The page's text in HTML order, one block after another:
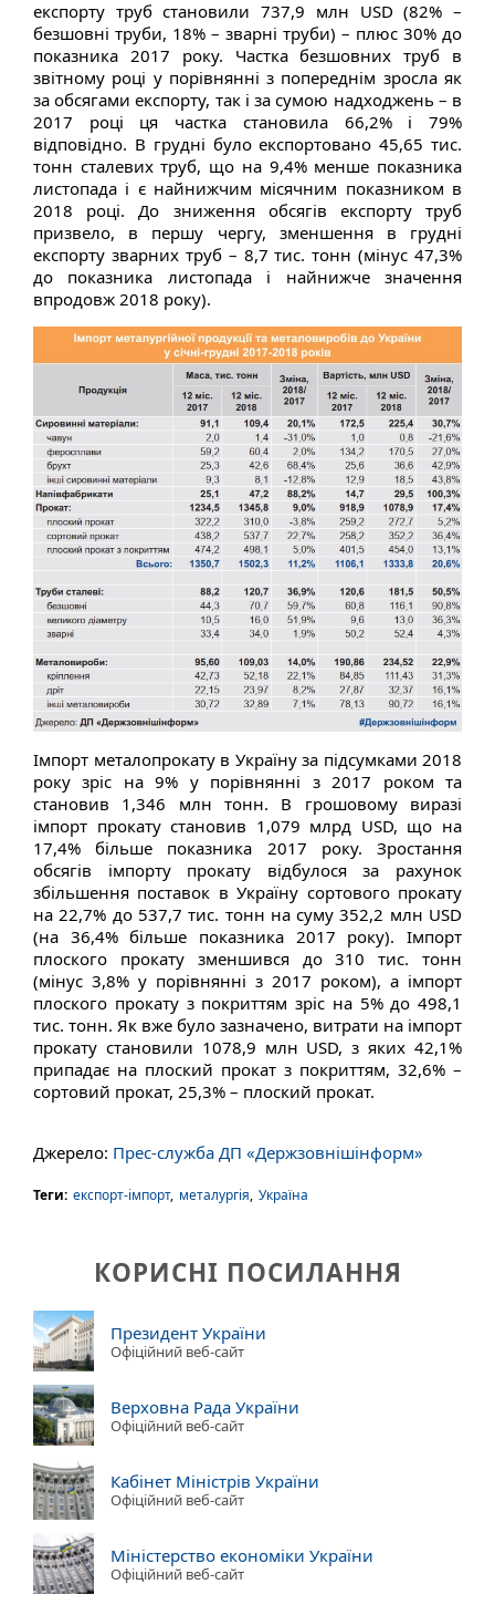
експорту труб становили 737,9 млн USD (82% –
безшовні труби, 18% – зварні труби) – плюс 30% до
показника 2017 року. Частка безшовних труб в
звітному році у порівнянні з попереднім зросла як
за обсягами експорту, так і за сумою надходжень – в
2017 році ця частка становила 66,2% і 79%
відповідно. В грудні було експортовано 45,65 тис.
тонн сталевих труб, що на 9,4% менше показника
листопада і є найнижчим місячним показником в
2018 році. До зниження обсягів експорту труб
призвело, в першу чергу, зменшення в грудні
експорту зварних труб – 8,7 тис. тонн (мінус 47,3%
до показника листопада і найнижче значення
впродовж 2018 року).
Імпорт металопрокату в Україну за підсумками 2018
року зріс на 9% у порівнянні з 2017 роком та
становив 1,346 млн тонн. В грошовому виразі
імпорт прокату становив 1,079 млрд USD, що на
17,4% більше показника 2017 року. Зростання
обсягів імпорту прокату відбулося за рахунок
збільшення поставок в Україну сортового прокату
на 22,7% до 537,7 тис. тонн на суму 352,2 млн USD
(на 36,4% більше показника 2017 року). Імпорт
плоского прокату зменшився до 310 тис. тонн
(мінус 3,8% у порівнянні з 2017 роком), а імпорт
плоского прокату з покриттям зріс на 5% до 498,1
тис. тонн. Як вже було зазначено, витрати на імпорт
прокату становили 1078,9 млн USD, з яких 42,1%
припадає на плоский прокат з покриттям, 32,6% –
сортовий прокат, 25,3% – плоский прокат.
Джерело: Прес-служба ДП «Держзовнішінформ»
Теги: експорт-імпорт, металургія, Україна
КОРИСНІ ПОСИЛАННЯ
Президент України
Офіційний веб-сайт
Верховна Рада України
Офіційний веб-сайт
Кабінет Міністрів України
Офіційний веб-сайт
Міністерство економіки України
Офіційний веб-сайт